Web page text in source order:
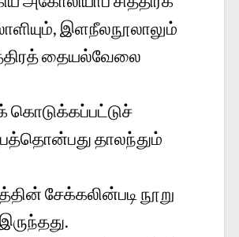
இளநீலநூலாலும்
தையல்வேலை
கொடுக்கப்பட்டுச்
தாலந்தும்
சேக்கலின்படி நூறு